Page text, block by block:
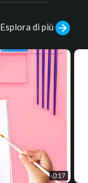
Esplora di più
0:17